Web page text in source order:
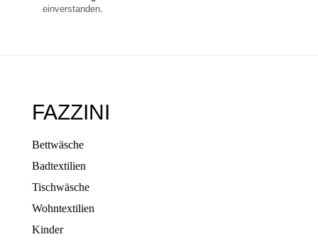
einverstanden.
FAZZINI
Bettwäsche
Badtextilien
Tischwäsche
Wohntextilien
Kinder